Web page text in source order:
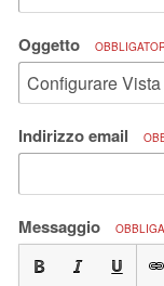
Oggetto
Indirizzo email
Messaggio